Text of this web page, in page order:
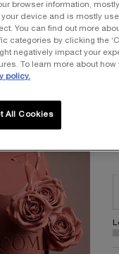
browser information,
device and is mostly
You can find out more
categories by clicking the
negatively impact your
To learn more about how
policy.
All Cookies